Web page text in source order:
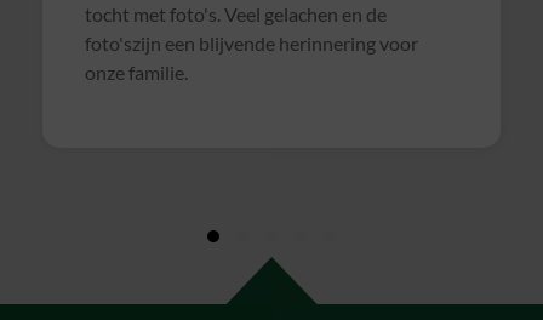
Alles was goed geregeld, soms wat te druk op
het veld door andere groepen, waardoor het
soms wat rommelig verliep. Maar verder zeer